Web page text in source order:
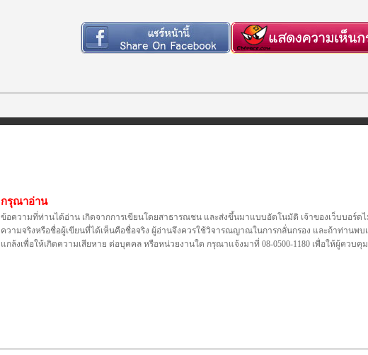
กรุณาอ่าน
ข้อความที่ท่านได้อ่าน เกิดจากการเขียนโดยสาธารณชน และส่งขึ้นมาแบบอัตโนมัติ เจ้าของเว็บบอร์ด
ความจริงหรือชื่อผู้เขียนที่ได้เห็นคือชื่อจริง ผู้อ่านจึงควรใช้วิจารณญาณในการกลั่นกรอง และถ้าท่านพ
แกล้งเพื่อให้เกิดความเสียหาย ต่อบุคคล หรือหน่วยงานใด กรุณาแจ้งมาที่ 08-0500-1180 เพื่อให้ผู้คว